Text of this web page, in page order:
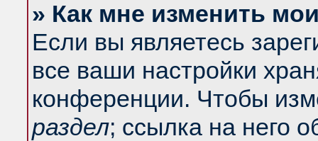
» Как мне изменить
Если вы являетесь
все ваши настройки
конференции. Чтобы
раздел; ссылка на него